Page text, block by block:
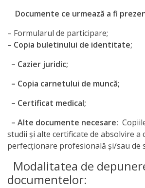
Documente ce urmează a fi
– Formularul de participare;
– Copia buletinului de identitate;
– Cazier juridic;
– Copia carnetului de muncă;
– Certificat medical;
– Alte documente necesare:
studii şi alte certificate de absolvire a
perfecţionare profesională şi/sau de
Modalitatea de
documentelor: